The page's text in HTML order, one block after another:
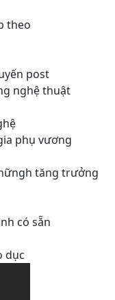
theo
post
nghệ thuật
phụ vương
tăng trưởng
có sẵn
dục